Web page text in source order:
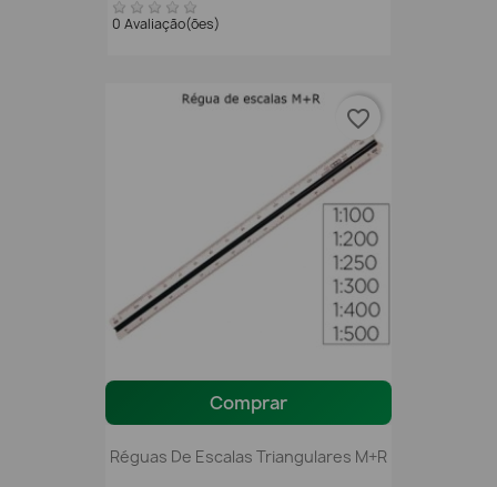
0 Avaliação(ões)
Comprar
Réguas De Escalas Triangulares M+R
favorite_border